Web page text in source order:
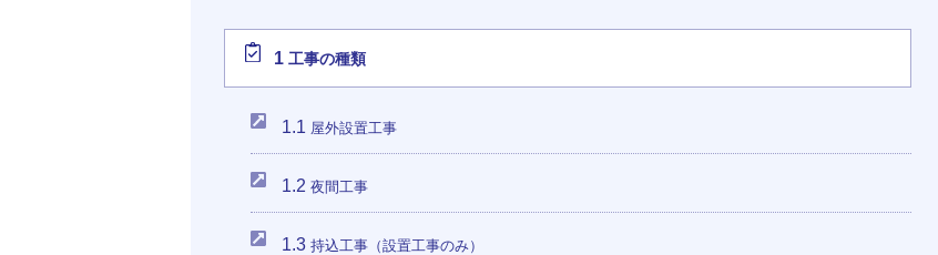
1 工事の種類
1.1 屋外設置工事
1.2 夜間工事
1.3 持込工事（設置工事のみ）